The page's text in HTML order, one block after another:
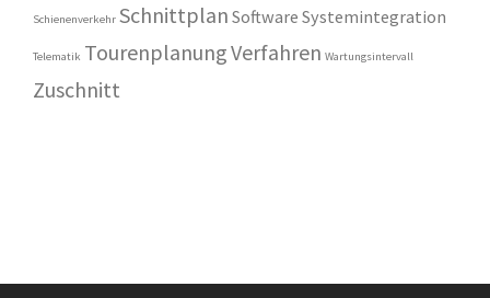
Schienenverkehr Schnittplan Software Systemintegration
Telematik TourenplanungVerfahren Wartungsintervall
Zuschnitt